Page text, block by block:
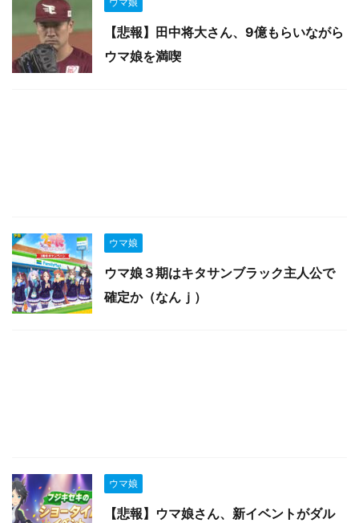
【悲報】田中将大さん、9億もらいながら
ウマ娘を満喫
ウマ娘
ウマ娘３期はキタサンブラック主人公で
確定か（なんｊ）
ウマ娘
【悲報】ウマ娘さん、新イベントがダル